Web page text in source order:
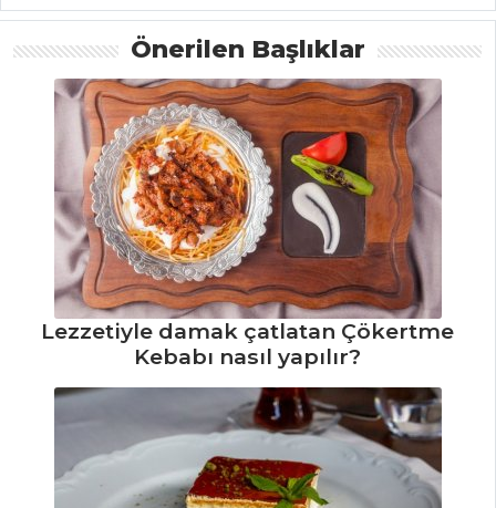
Masterchef Tüm
Tarifleri
PASTA VE
TATLILAR
Kırmızı Kadife
Cupcake Tarifi,
Nasıl Yapılır?
Taze Kızılcık
Suyu Tarifi, Nasıl
Yapılır?
İki Renkli
Meyveli Kek Tarifi,
Nasıl Yapılır?
Pasta ve Tatlılar
Tüm Tarifleri
Önerilen Başlıklar
Lezzetiyle damak çatlatan Çökertme
Kebabı nasıl yapılır?